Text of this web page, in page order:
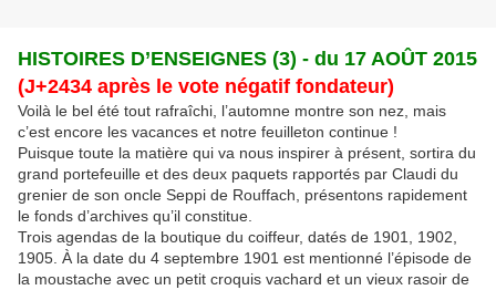
HISTOIRES D’ENSEIGNES (3) - du 17 AOÛT 2015
(J+2434 après le vote négatif fondateur)
Voilà le bel été tout rafraîchi, l’automne montre son nez, mais
c’est encore les vacances et notre feuilleton continue !
Puisque toute la matière qui va nous inspirer à présent, sortira du
grand portefeuille et des deux paquets rapportés par Claudi du
grenier de son oncle Seppi de Rouffach, présentons rapidement
le fonds d’archives qu’il constitue.
Trois agendas de la boutique du coiffeur, datés de 1901, 1902,
1905. À la date du 4 septembre 1901 est mentionné l’épisode de
la moustache avec un petit croquis vachard et un vieux rasoir de